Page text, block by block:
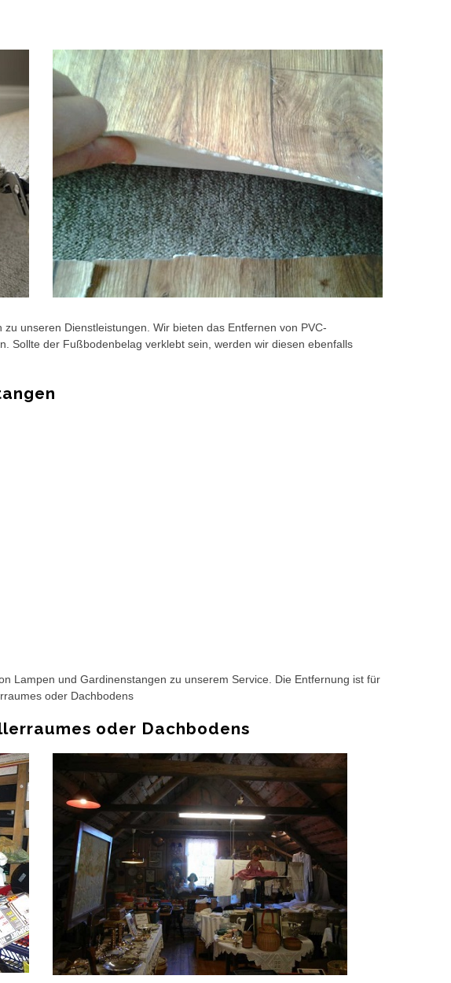
unseren Dienstleistungen. Wir bieten das Entfernen von PVC-
Sollte der Fußbodenbelag verklebt sein, werden wir diesen ebenfalls
Lampen und Gardinenstangen zu unserem Service. Die Entfernung ist für
oder Dachbodens
oder Dachbodens